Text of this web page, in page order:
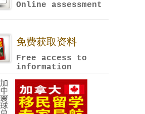
Online assessment
免费获取资料
Free access to
information